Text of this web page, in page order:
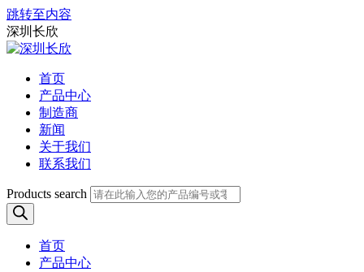
跳转至内容
深圳长欣
首页
产品中心
制造商
新闻
关于我们
联系我们
Products search
首页
产品中心